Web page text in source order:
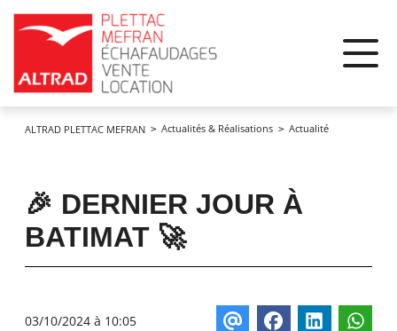
ALTRAD PLETTAC MEFRAN Actualités & Réalisations Actualité
🎉 DERNIER JOUR À
BATIMAT 🚀
03/10/2024 à 10:05
Panneau de gestion des cookies